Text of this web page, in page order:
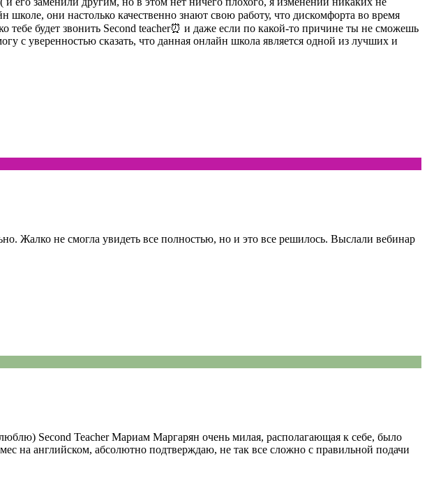
они настолько качественно знают свою работу, что дискомфорта во время
тебе будет звонить Second teacher⏰ и даже если по какой-то причине ты не сможешь
с уверенностью сказать, что данная онлайн школа является одной из лучших и
Жалко не смогла увидеть все полностью, но и это все решилось. Выслали вебинар
Second Teacher Мариам Маргарян очень милая, располагающая к себе, было
на английском, абсолютно подтверждаю, не так все сложно с правильной подачи